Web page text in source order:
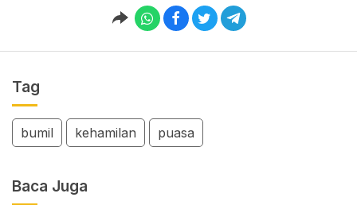
Tag
bumil kehamilan puasa
Baca Juga